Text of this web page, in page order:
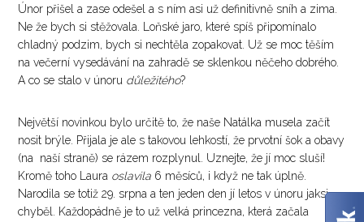
Únor přišel a zase odešel a s ním asi už definitivně sníh a zima.
Ne že bych si stěžovala. Loňské jaro, které spíš připomínalo
chladný podzim, bych si nechtěla zopakovat. Už se moc těším
na večerní vysedávání na zahradě se sklenkou něčeho dobrého.
A co se stalo v únoru důležitého?
Největší novinkou bylo určitě to, že naše Natálka musela začít
nosit brýle. Přijala je ale s takovou lehkostí, že prvotní šok a obavy
(na naší straně) se rázem rozplynul. Uznejte, že jí moc sluší!
Kromě toho Laura oslavila 6 měsíců, i když ne tak úplně.
Narodila se totiž 29. srpna a ten jeden den jí letos v únoru jaksi
chyběl. Každopádně je to už velká princezna, která začala